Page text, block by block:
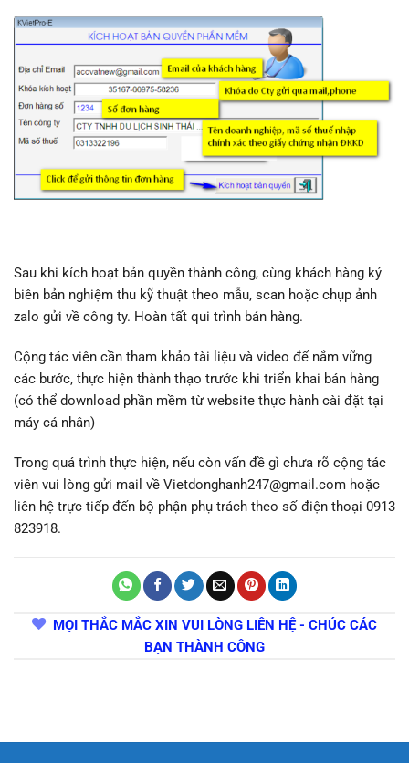
Sau khi kích hoạt bản quyền thành công, cùng khách hàng ký
biên bản nghiệm thu kỹ thuật theo mẫu, scan hoặc chụp ảnh
zalo gửi về công ty. Hoàn tất qui trình bán hàng.
Cộng tác viên cần tham khảo tài liệu và video để nắm vững
các bước, thực hiện thành thạo trước khi triển khai bán hàng
(có thể download phần mềm từ website thực hành cài đặt tại
máy cá nhân)
Trong quá trình thực hiện, nếu còn vấn đề gì chưa rõ cộng tác
viên vui lòng gửi mail về Vietdonghanh247@gmail.com hoặc
liên hệ trực tiếp đến bộ phận phụ trách theo số điện thoại 0913
823918.
MỌI THẮC MẮC XIN VUI LÒNG LIÊN HỆ - CHÚC CÁC
BẠN THÀNH CÔNG